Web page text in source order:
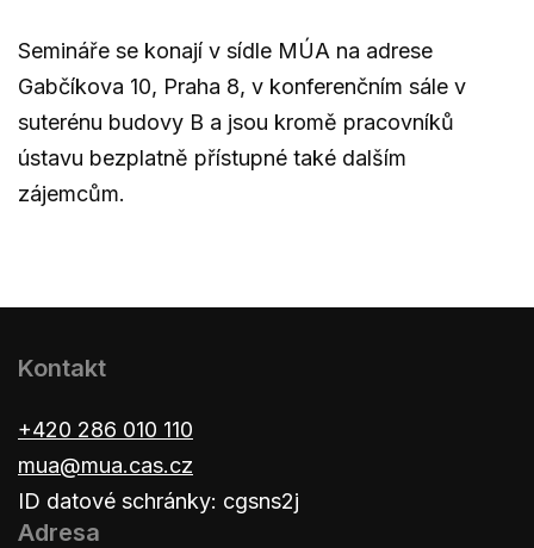
Semináře se konají v sídle MÚA na adrese
Gabčíkova 10, Praha 8, v konferenčním sále v
suterénu budovy B a jsou kromě pracovníků
ústavu bezplatně přístupné také dalším
zájemcům.
Kontakt
+420 286 010 110
mua@mua.cas.cz
ID datové schránky: cgsns2j
Adresa